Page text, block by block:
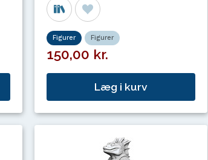
Figurer Figurer
150,00 kr.
Læg i kurv